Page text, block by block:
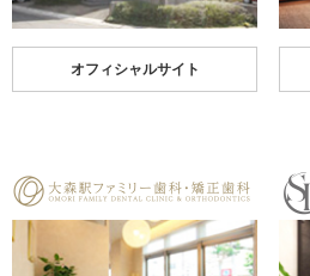
オフィシャルサイト